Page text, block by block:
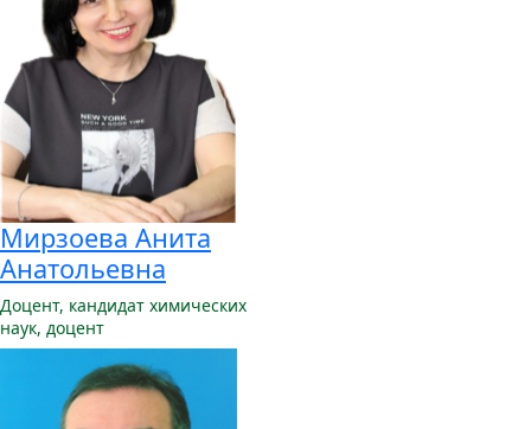
Мирзоева Анита
Анатольевна
Доцент, кандидат химических
наук, доцент